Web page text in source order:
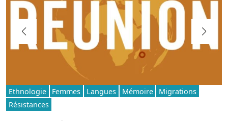
Ethnologie Femmes Langues Mémoire
Migrations
Résistances